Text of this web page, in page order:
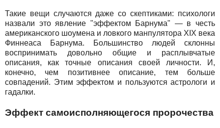
Такие вещи случаются даже со скептиками: психологи
назвали это явление "эффектом Барнума" — в честь
американского шоумена и ловкого манпулятора XIX века
Финнеаса Барнума. Большинство людей склонны
воспринимать довольно общие и расплывчатые
описания, как точные описания своей личности. И,
конечно, чем позитивнее описание, тем больше
совпадений. Этим эффектом и пользуются астрологи и
гадалки.
Эффект самоисполняющегося пророчества